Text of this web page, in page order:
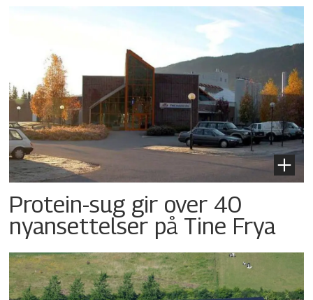
Protein-sug gir over 40
nyansettelser på Tine Frya